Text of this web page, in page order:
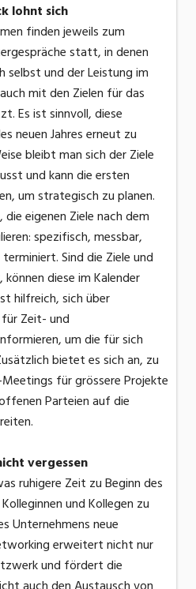
lohnt sich
finden jeweils zum
statt, in denen
selbst und der Leistung im
mit den Zielen für das
Es ist sinnvoll, diese
neuen Jahres erneut zu
bleibt man sich der Ziele
und kann die ersten
um strategisch zu planen.
eigenen Ziele nach dem
spezifisch, messbar,
Sind die Ziele und
diese im Kalender
hilfreich, sich über
Zeit- und
um die für sich
bietet es sich an, zu
für grössere Projekte
Parteien auf die
vergessen
ruhigere Zeit zu Beginn des
und Kollegen zu
Unternehmens neue
erweitert nicht nur
und fördert die